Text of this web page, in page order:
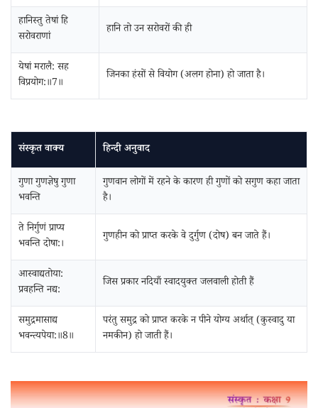
हानिस्तु तेषां हि
सरोवराणां
हानि तो उन सरोवरों की ही
येषां मरालै: सह
विप्रयोग:॥7॥
जिनका हंसों से वियोग (अलग होना) हो जाता है।
संस्कृत वाक्य हिन्दी अनुवाद
गुणा गुणज्ञेषु गुणा
भवन्ति
गुणवान लोगों में रहने के कारण ही गुणों को सगुण कहा जाता
है।
ते निर्गुणं प्राप्य
भवन्ति दोषा:।
गुणहीन को प्राप्त करके वे दुर्गुण (दोष) बन जाते हैं।
आस्वाद्यतोया:
प्रवहन्ति नद्य:
जिस प्रकार नदियाँ स्वादयुक्त जलवाली होती हैं
समुद्रमासाद्य
भवन्त्यपेया:॥8॥
परंतु समुद्र को प्राप्त करके न पीने योग्य अर्थात् (कुस्वादु या
नमकीन) हो जाती हैं।